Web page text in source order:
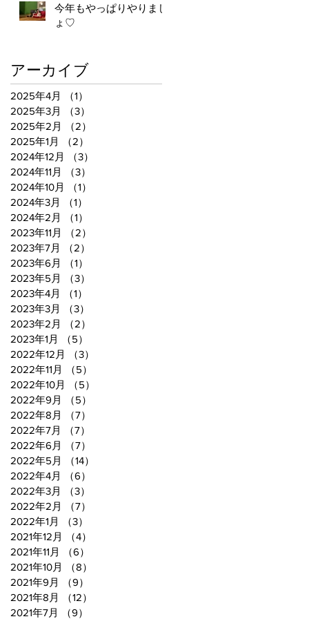
今年もやっぱりやりまし
ょ♡
アーカイブ
2025年4月 （1）
2025年3月
（3）
2025年2月
（2）
2025年1月
（2）
2024年12月
（3）
2024年11月
（3）
2024年10月
（1）
2024年3月
（1）
2024年2月
（1）
2023年11月
（2）
2023年7月
（2）
2023年6月
（1）
2023年5月
（3）
2023年4月
（1）
2023年3月
（3）
2023年2月
（2）
2023年1月
（5）
2022年12月
（3）
2022年11月
（5）
2022年10月
（5）
2022年9月
（5）
2022年8月
（7）
2022年7月
（7）
2022年6月
（7）
2022年5月
（14）
2022年4月
（6）
2022年3月
（3）
2022年2月
（7）
2022年1月
（3）
2021年12月
（4）
2021年11月
（6）
2021年10月
（8）
2021年9月
（9）
2021年8月
（12）
2021年7月
（9）